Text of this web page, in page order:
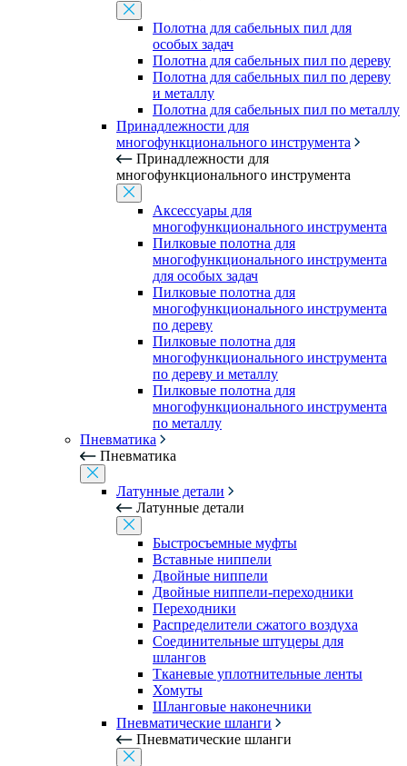
Полотна для сабельных пил для
особых задач
Полотна для сабельных пил по дереву
Полотна для сабельных пил по дереву
и металлу
Полотна для сабельных пил по металлу
Принадлежности для
многофункционального инструмента
Принадлежности для
многофункционального инструмента
Аксессуары для
многофункционального инструмента
Пилковые полотна для
многофункционального инструмента
для особых задач
Пилковые полотна для
многофункционального инструмента
по дереву
Пилковые полотна для
многофункционального инструмента
по дереву и металлу
Пилковые полотна для
многофункционального инструмента
по металлу
Пневматика
Пневматика
Латунные детали
Латунные детали
Быстросъемные муфты
Вставные ниппели
Двойные ниппели
Двойные ниппели-переходники
Переходники
Распределители сжатого воздуха
Соединительные штуцеры для
шлангов
Тканевые уплотнительные ленты
Хомуты
Шланговые наконечники
Пневматические шланги
Пневматические шланги